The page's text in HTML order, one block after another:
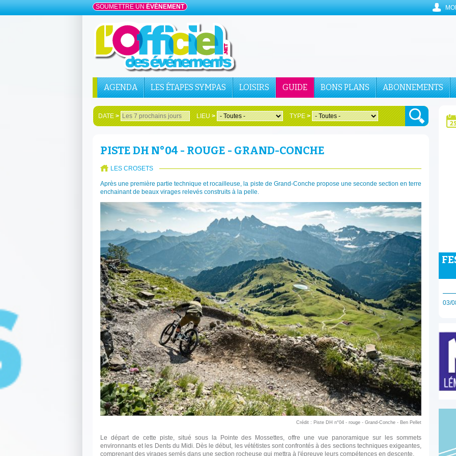
SOUMETTRE UN ÉVÉNEMENT
AGENDA LES ÉTAPES SYMPAS LOISIRS GUIDE BONS PLANS ABONNEMENTS
DATE> LIEU> TYPE>
PISTE DH N°04 - ROUGE - GRAND-CONCHE
LES CROSETS
Après une première partie technique et rocailleuse, la piste de Grand-Conche propose une seconde section en terre
enchainant de beaux virages relevés construits à la pelle.
Crédit : Piste DH n°04 - rouge - Grand-Conche - Ben Pellet
Le départ de cette piste, situé sous la Pointe des Mossettes, offre une vue panoramique sur les sommets
environnants et les Dents du Midi. Dès le début, les vététistes sont confrontés à des sections techniques exigeantes,
comprenant des virages serrés dans une section rocheuse qui mettra à l'épreuve leurs compétences en descente.
03/